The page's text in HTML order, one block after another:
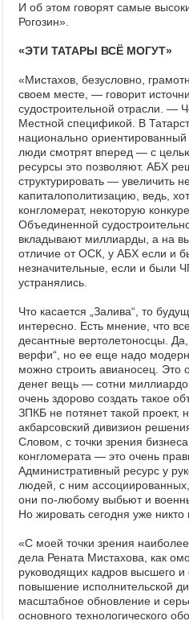
И об этом говорят самые
Рогозин».
«ЭТИ ТАТАРЫ ВСЁ МОГУТ»
«Мистахов, безусловно,
своем месте, — говорит
судостроительной отрасли. —
Местной спецификой. В
национально ориентированный
люди смотрят вперед — с
ресурсы это позволяют. АБХ
структурировать — увеличить
капиталополитизацию, ведь,
конгломерат, некоторую
Объединенной
вкладывают миллиарды, а на
отличие от ОСК, у АБХ если и
незначительные, если и были
устранялись.
Что касается „Залива“, то
интересно. Есть мнение, что
десантные вертолетоносцы.
верфи“, но ее еще надо
можно строить авианосец. Это
денег вещь — сотни
очень здорово создать такое
ЗПКБ не потянет такой проект,
акбарсовский дивизион
Словом, с точки зрения
конгломерата — это очень
Административный ресурс у
людей, с ним
они по-любому выбьют и
Но жировать сегодня уже никто
«С моей точки зрения
дела Рената Мистахова, как
руководящих кадров высшего и
повышение исполнительской
масштабное обновление и
основного технологического